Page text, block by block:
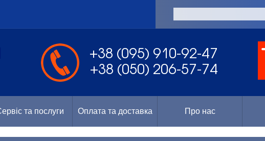
+38 (095) 910-92-47
+38 (050) 206-57-74
та послуги Оплата та доставка Про нас